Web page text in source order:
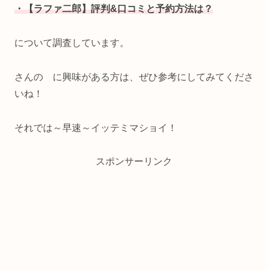
・【ラファ二郎】評判&口コミと予約方法は？
について調査しています。
さんの に興味がある方は、ぜひ参考にしてみてくださ
いね！
それでは～早速～イッテミマショイ！
スポンサーリンク